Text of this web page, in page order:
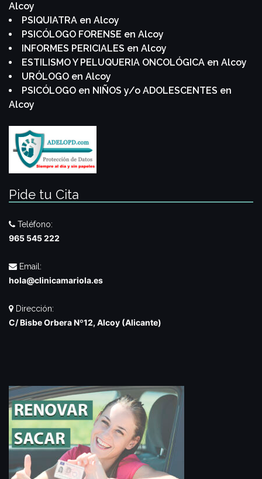
Alcoy
PSIQUIATRA en Alcoy
PSICÓLOGO FORENSE en Alcoy
INFORMES PERICIALES en Alcoy
ESTILISMO Y PELUQUERIA ONCOLÓGICA en Alcoy
URÓLOGO en Alcoy
PSICÓLOGO en NIÑOS y/o ADOLESCENTES en
Alcoy
Pide tu Cita
Teléfono:
965 545 222
Email:
hola@clinicamariola.es
Dirección:
C/ Bisbe Orbera Nº12, Alcoy (Alicante)